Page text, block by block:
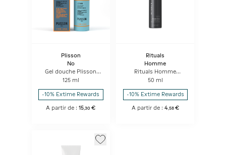
Plisson
No
Gel douche Plisson
corps, cheveux et
barbe - flacon
125 ml
-10% Extime Rewards
A partir de :15,30 €
Rituals
Homme
Rituals Homme
Shower Foam
50 ml
-10% Extime Rewards
A partir de : 4,58 €